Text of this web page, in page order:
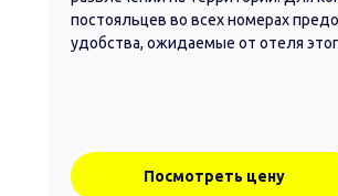
постояльцев во всех номерах
удобства, ожидаемые от отеля
Посмотреть цену